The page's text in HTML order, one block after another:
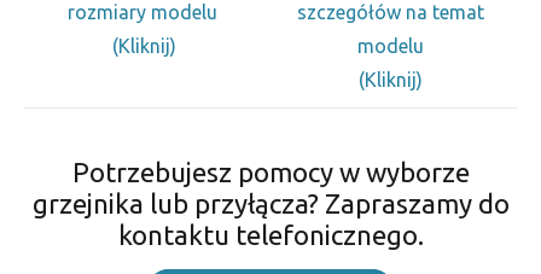
rozmiary modelu
(Kliknij)
szczegółów na temat
modelu
(Kliknij)
Potrzebujesz pomocy w wyborze
grzejnika lub przyłącza? Zapraszamy do
kontaktu telefonicznego.